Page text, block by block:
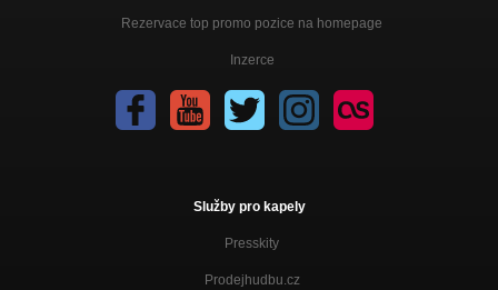
Rezervace top promo pozice na homepage
Inzerce
Služby pro kapely
Presskity
Prodejhudbu.cz